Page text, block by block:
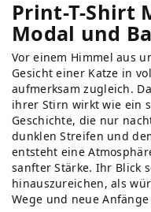
Print-T-Shirt
Modal und
Vor einem Himmel aus
Gesicht einer Katze in
aufmerksam zugleich.
ihrer Stirn wirkt wie ein
Geschichte, die nur
dunklen Streifen und
entsteht eine
sanfter Stärke. Ihr Blick
hinauszureichen, als
Wege und neue